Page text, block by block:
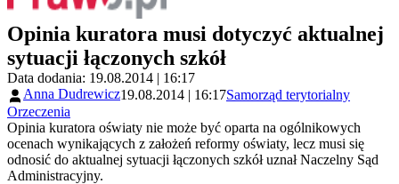
Opinia kuratora musi dotyczyć aktualnej
sytuacji łączonych szkół
Data dodania: 19.08.2014 | 16:17
Anna Dudrewicz19.08.2014 | 16:17Samorząd terytorialny
Orzeczenia
Opinia kuratora oświaty nie może być oparta na ogólnikowych
ocenach wynikających z założeń reformy oświaty, lecz musi się
odnosić do aktualnej sytuacji łączonych szkół uznał Naczelny Sąd
Administracyjny.